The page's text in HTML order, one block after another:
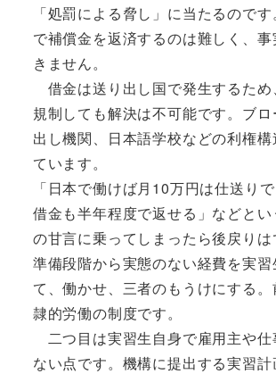
「処罰による脅し」に当たるので
で補償金を返済するのは難しく、
きません。
借金は送り出し国で発生するため
規制しても解決は不可能です。ブロ
出し機関、日本語学校などの利権
ています。
「日本で働けば月10万円は仕送り
借金も半年程度で返せる」などと
の甘言に乗ってしまったら後戻りは
準備段階から実態のない経費を実
て、働かせ、三者のもうけにする
隷的労働の制度です。
二つ目は実習生自身で雇用主や仕
ない点です。機構に提出する実習計